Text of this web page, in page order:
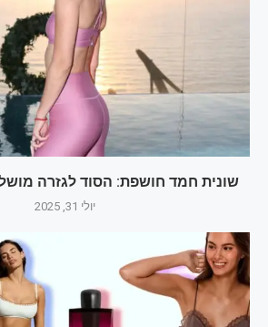
שונית חמד חושפת: הסוד לגזרה מושלמת
יולי 31, 2025